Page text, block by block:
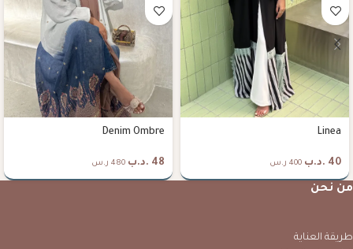
Linea
40 .د.ب 400 ر.س
Denim Ombre
48 .د.ب 480 ر.س
من نحن
طريقة العناية